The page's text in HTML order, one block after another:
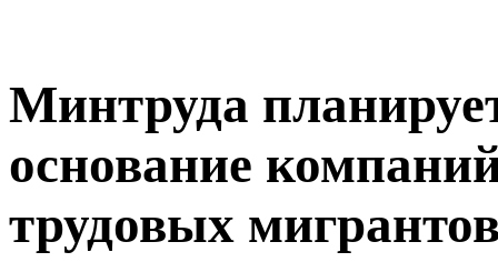
Минтруда
основание
трудовых